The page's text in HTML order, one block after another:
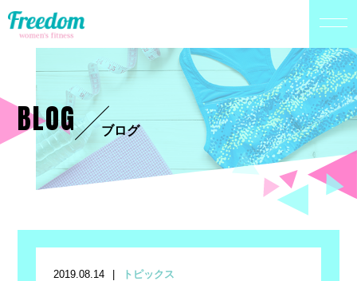
BLOG ブログ
2019.08.14 トピックス